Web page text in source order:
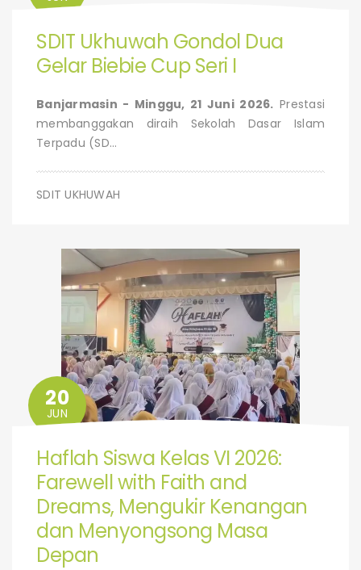
SDIT Ukhuwah Gondol Dua
Gelar Biebie Cup Seri I
Banjarmasin - Minggu, 21 Juni 2026. Prestasi
membanggakan diraih Sekolah Dasar Islam
Terpadu (SD...
SDIT UKHUWAH
20
JUN
Haflah Siswa Kelas VI 2026:
Farewell with Faith and
Dreams, Mengukir Kenangan
dan Menyongsong Masa
Depan